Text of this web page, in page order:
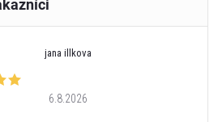
jana illkova
6.8.2026